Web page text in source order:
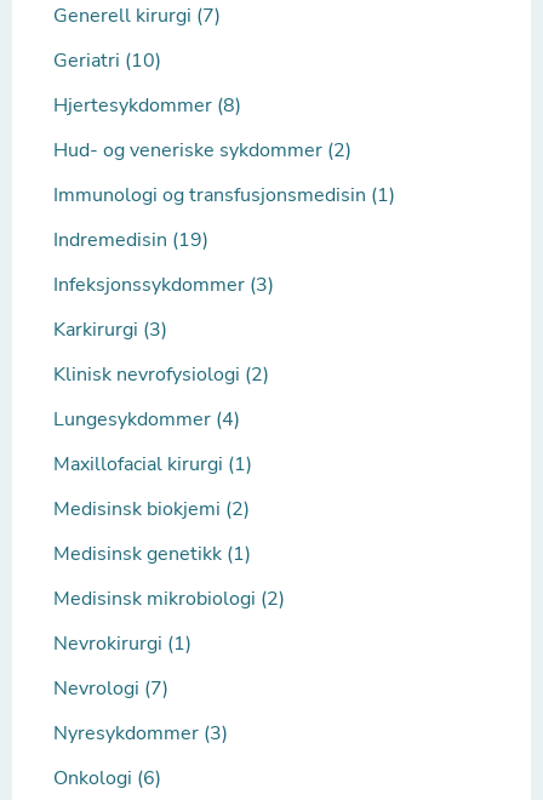
Generell kirurgi (7)
Geriatri (10)
Hjertesykdommer (8)
Hud- og veneriske sykdommer (2)
Immunologi og transfusjonsmedisin (1)
Indremedisin (19)
Infeksjonssykdommer (3)
Karkirurgi (3)
Klinisk nevrofysiologi (2)
Lungesykdommer (4)
Maxillofacial kirurgi (1)
Medisinsk biokjemi (2)
Medisinsk genetikk (1)
Medisinsk mikrobiologi (2)
Nevrokirurgi (1)
Nevrologi (7)
Nyresykdommer (3)
Onkologi (6)